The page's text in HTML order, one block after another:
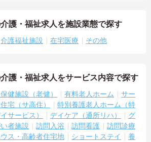
護・福祉求人を施設業態で探す
介護福祉施設 在宅医療 その他
護・福祉求人をサービス内容で探す
健施設（老健） 有料老人ホーム
サー
宅（サ高住）
特別養護老人ホーム（特
サービス） デイケア（通所リハ）
グ
者施設 訪問入浴 訪問看護
訪問診療
ス・高齢者住宅地 ショートステイ
養